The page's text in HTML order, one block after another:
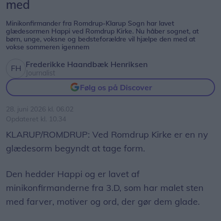
med
Minikonfirmander fra Romdrup-Klarup Sogn har lavet
glædesormen Happi ved Romdrup Kirke. Nu håber sognet, at
børn, unge, voksne og bedsteforældre vil hjælpe den med at
vokse sommeren igennem
Frederikke Haandbæk Henriksen
Journalist
Følg os på Discover
28. juni 2026 kl. 06.02
Opdateret kl. 10.34
KLARUP/ROMDRUP: Ved Romdrup Kirke er en ny
glædesorm begyndt at tage form.
Den hedder Happi og er lavet af
minikonfirmanderne fra 3.D, som har malet sten
med farver, motiver og ord, der gør dem glade.